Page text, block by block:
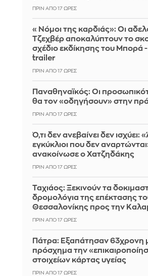
ΠΡΙΝ ΑΠΌ 17 ΏΡΕΣ
«Νόμοι της καρδιάς»: Οι
Τζεχβέρ αποκαλύπτουν το
σχέδιο εκδίκησης του Μπορά -
trailer
ΠΡΙΝ ΑΠΌ 17 ΏΡΕΣ
Παναθηναϊκός: Οι
θα τον «οδηγήσουν» στην
ΠΡΙΝ ΑΠΌ 17 ΏΡΕΣ
Ό,τι δεν ανεβαίνει δεν ισχύει:
εγκύκλιοι που δεν
ανακοίνωσε ο Χατζηδάκης
ΠΡΙΝ ΑΠΌ 17 ΏΡΕΣ
Ταχιάος: Ξεκινούν τα
δρομολόγια της επέκτασης
Θεσσαλονίκης προς την
ΠΡΙΝ ΑΠΌ 17 ΏΡΕΣ
Πάτρα: Εξαπάτησαν 63χρονη
πρόσχημα την
στοιχείων κάρτας υγείας
ΠΡΙΝ ΑΠΌ 17 ΏΡΕΣ